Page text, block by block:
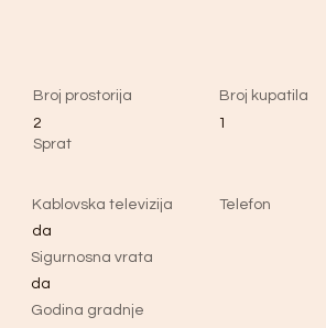
Broj prostorija
2
Sprat
Broj kupatila
1
Kablovska televizija
da
Telefon
Sigurnosna vrata
da
Godina gradnje